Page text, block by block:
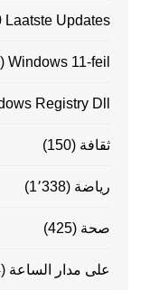
Laatste Updates
Windows 11-feil
(1)
Registry Dll
ثقافة (150)
رياضة (1٬338)
صحة (425)
على مدار الساعة (664)